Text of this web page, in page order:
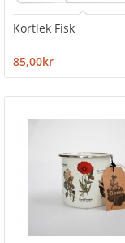
Kortlek Fisk
85,00kr